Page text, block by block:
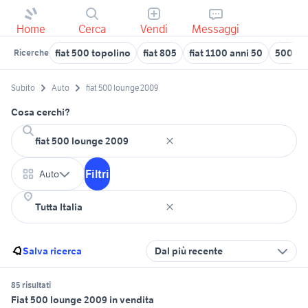
Home Cerca Vendi Messaggi
Ricerche fiat 500 topolino fiat 805 fiat 1100 anni 50 500
Subito Auto fiat 500 lounge 2009
Cosa cerchi?
Auto Filtri
Salva ricerca Dal più recente
85 risultati
Fiat 500 lounge 2009 in vendita